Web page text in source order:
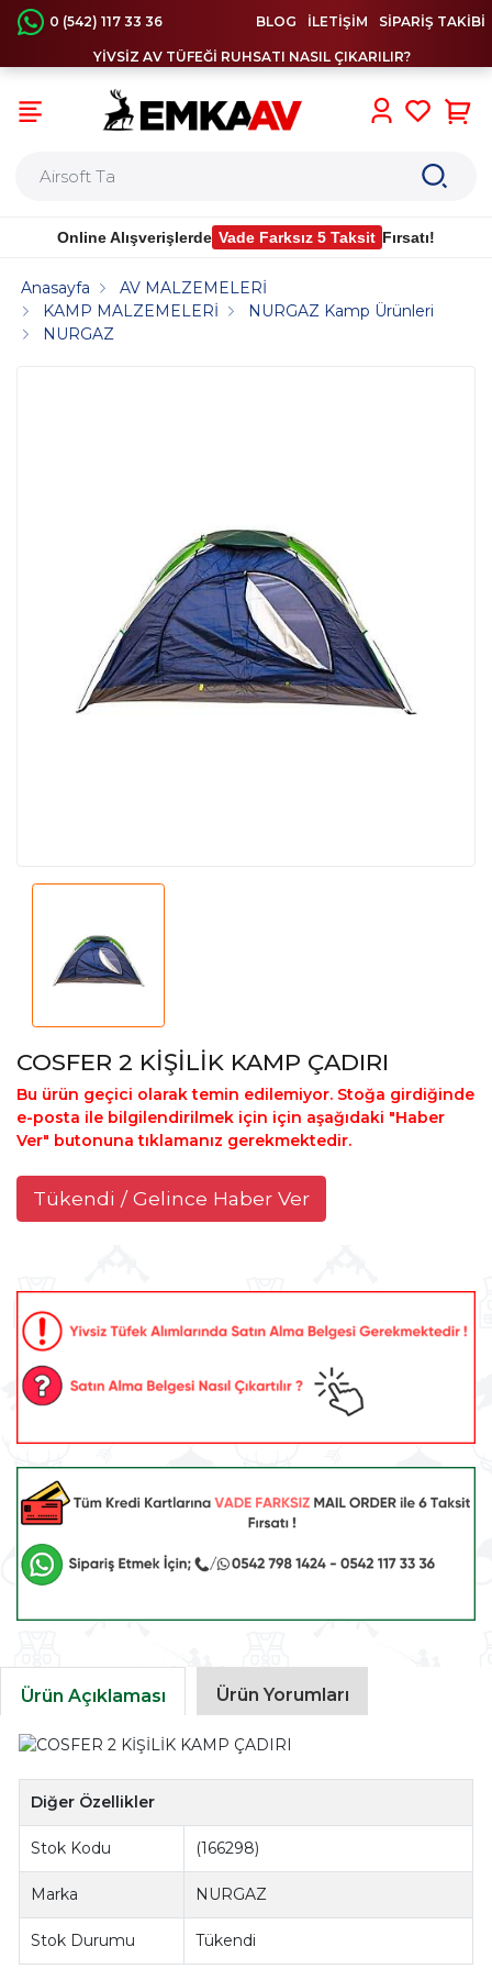
0 (542) 117 33 36 BLOG İLETİŞİM SİPARİŞ TAKİBİ
YİVSİZ AV TÜFEĞİ RUHSATI NASIL ÇIKARILIR?
Online Alışverişlerde Vade Farksız 5 Taksit Fırsatı!
Anasayfa
AV MALZEMELERİ
KAMP MALZEMELERİ
NURGAZ Kamp Ürünleri
NURGAZ
COSFER 2 KİŞİLİK KAMP ÇADIRI
Bu ürün geçici olarak temin edilemiyor. Stoğa girdiğinde
e-posta ile bilgilendirilmek için için aşağıdaki "Haber
Ver" butonuna tıklamanız gerekmektedir.
Tükendi / Gelince Haber Ver
Ürün Açıklaması Ürün Yorumları
Diğer Özellikler
Stok Kodu (166298)
Marka NURGAZ
Stok Durumu Tükendi